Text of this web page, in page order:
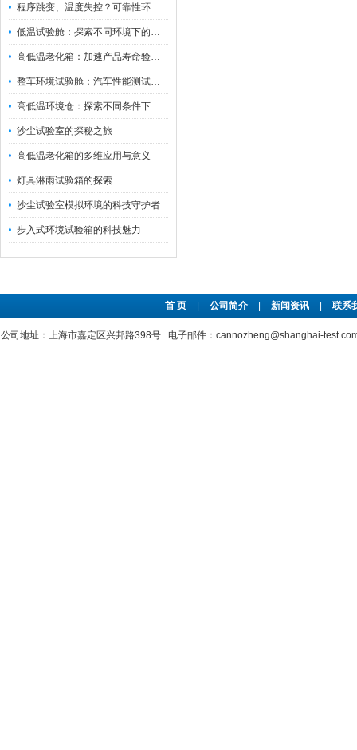
程序跳变、温度失控？可靠性环境试验箱控制系统故障处理
低温试验舱：探索不同环境下的科技边界
高低温老化箱：加速产品寿命验证的可靠伙伴
整车环境试验舱：汽车性能测试的设备
高低温环境仓：探索不同条件下的科学奥秘
沙尘试验室的探秘之旅
高低温老化箱的多维应用与意义
灯具淋雨试验箱的探索
沙尘试验室模拟环境的科技守护者
步入式环境试验箱的科技魅力
首 页 公司简介 新闻资讯 联系
公司地址：上海市嘉定区兴邦路398号 电子邮件：cannozheng@shanghai-